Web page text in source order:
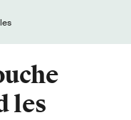
les